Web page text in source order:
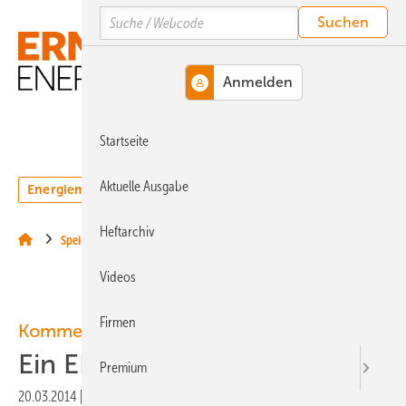
Hauptinhalt
Hauptmenü
SiteSearch
Energiemarkt Technologie
Speicher
Kommentar – Mehr Nachhaltigkeit
Ein EEG für buntes Biogas
20.03.2014
Search
Startseite
Aktuelle Ausgabe
Heftarchiv
Videos
Firmen
Premium